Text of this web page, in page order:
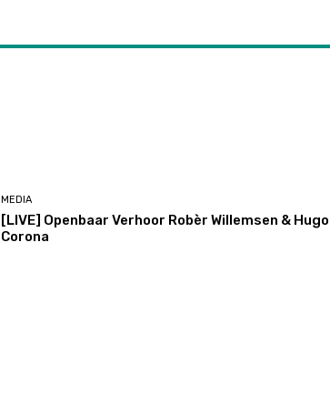
MEDIA
[LIVE] Openbaar Verhoor Robèr Willemsen &
Corona